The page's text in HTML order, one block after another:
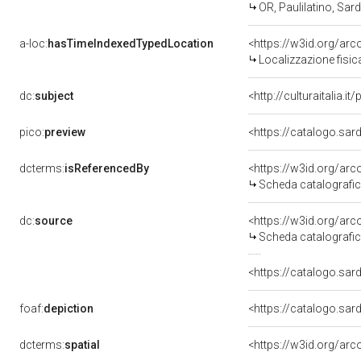
OR, Paulilatino,
a-loc:hasTimeIndexedTypedLocation
<https://w3id.org/
Localizzazione
dc:subject <http://culturaitalia.it/
pico:preview
dcterms:isReferencedBy
<https://w3id.org/
Scheda
dc:source
<https://w3id.org/
Scheda
<https://
foaf:depiction
dcterms:spatial
<https://w3id.org/